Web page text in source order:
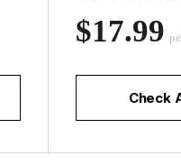
‪$17.99
Check